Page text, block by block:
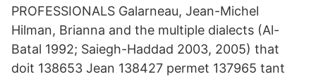
PROFESSIONALS Galarneau, Jean-Michel
Hilman, Brianna and the multiple dialects (Al-
Batal 1992; Saiegh-Haddad 2003, 2005) that
doit 138653 Jean 138427 permet 137965 tant